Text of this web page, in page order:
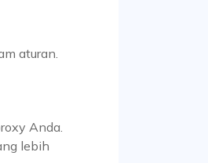
aturan.
Anda.
lebih